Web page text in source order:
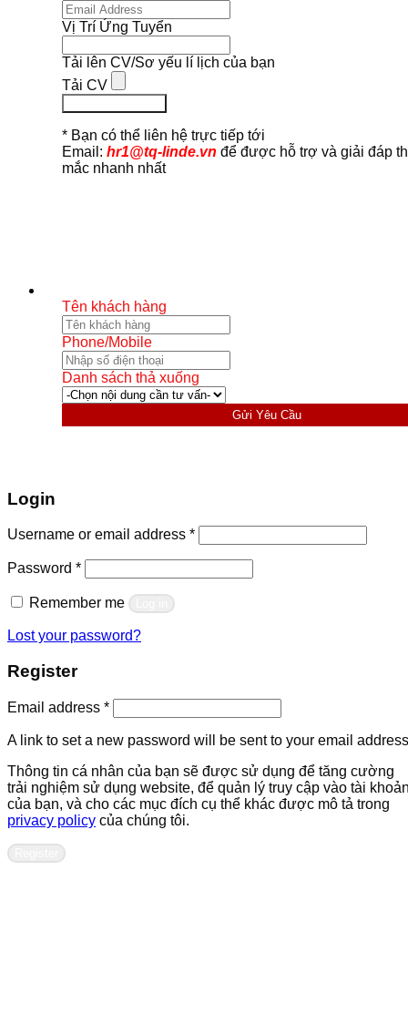
Vị Trí Ứng Tuyển
Tải lên CV/Sơ yếu lí lịch của bạn
Tải CV
* Bạn có thể liên hệ trực tiếp tới
Email: hr1@tq-linde.vn để được hỗ trợ và giải đáp
mắc nhanh nhất
Tên khách hàng
Phone/Mobile
Danh sách thả xuống
Gửi Yêu Cầu
Login
Username or email address *Required
Password *Required
Remember me
Lost your password?
Register
Email address *Required
A link to set a new password will be sent to your email
Thông tin cá nhân của bạn sẽ được sử dụng để tăng cường
trải nghiệm sử dụng website, để quản lý truy cập vào tài
của bạn, và cho các mục đích cụ thể khác được mô tả trong
privacy policy của chúng tôi.